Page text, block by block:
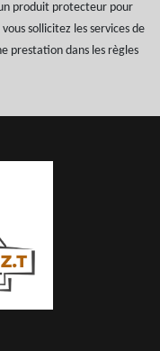
produit protecteur pour
sollicitez les services de
prestation dans les règles